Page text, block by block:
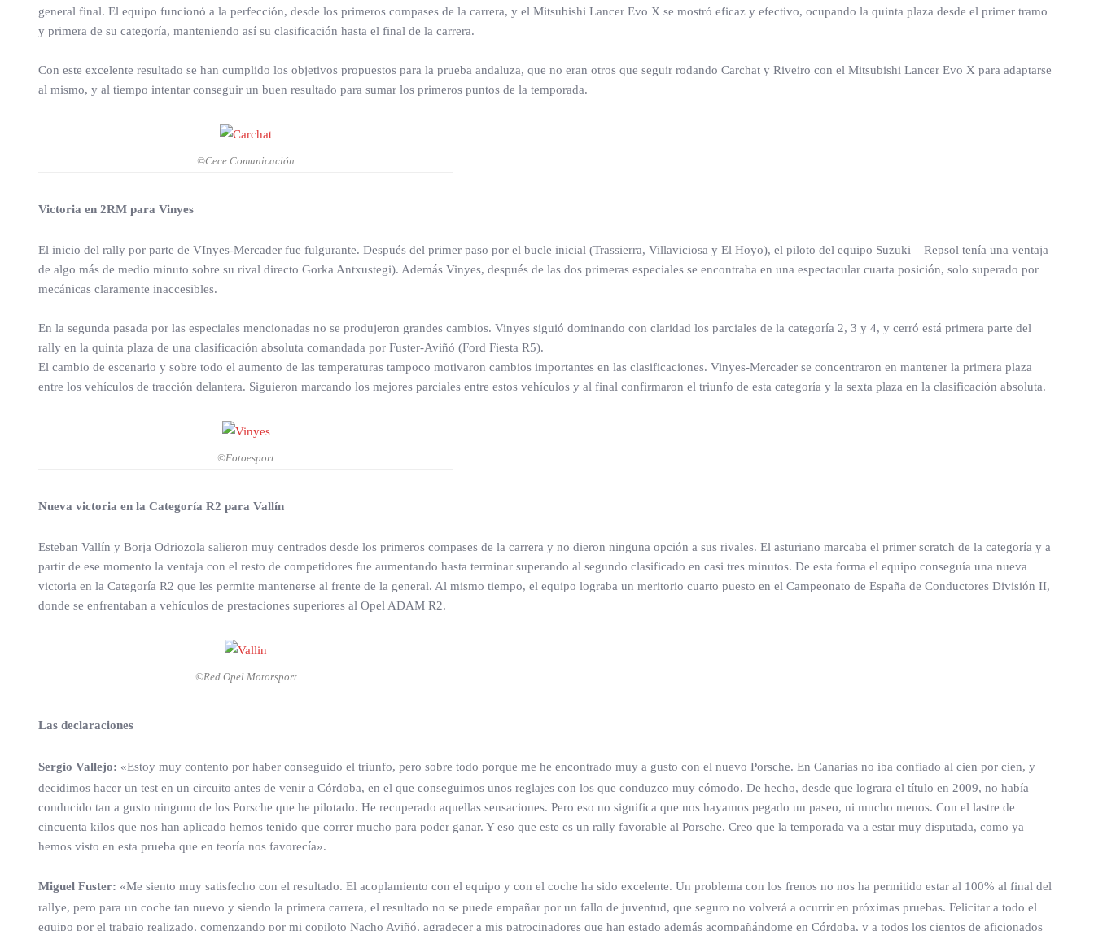
general final. El equipo funcionó a la perfección, desde los primeros compases de la carrera, y el Mitsubishi Lancer Evo X se mostró eficaz y efectivo, ocupando la quinta plaza desde el primer tramo
y primera de su categoría, manteniendo así su clasificación hasta el final de la carrera.
Con este excelente resultado se han cumplido los objetivos propuestos para la prueba andaluza, que no eran otros que seguir rodando Carchat y Riveiro con el Mitsubishi Lancer Evo X para adaptarse
al mismo, y al tiempo intentar conseguir un buen resultado para sumar los primeros puntos de la temporada.
©Cece Comunicación
Victoria en 2RM para Vinyes
El inicio del rally por parte de VInyes-Mercader fue fulgurante. Después del primer paso por el bucle inicial (Trassierra, Villaviciosa y El Hoyo), el piloto del equipo Suzuki – Repsol tenía una ventaja
de algo más de medio minuto sobre su rival directo Gorka Antxustegi). Además Vinyes, después de las dos primeras especiales se encontraba en una espectacular cuarta posición, solo superado por
mecánicas claramente inaccesibles.
En la segunda pasada por las especiales mencionadas no se produjeron grandes cambios. Vinyes siguió dominando con claridad los parciales de la categoría 2, 3 y 4, y cerró está primera parte del
rally en la quinta plaza de una clasificación absoluta comandada por Fuster-Aviñó (Ford Fiesta R5).
El cambio de escenario y sobre todo el aumento de las temperaturas tampoco motivaron cambios importantes en las clasificaciones. Vinyes-Mercader se concentraron en mantener la primera plaza
entre los vehículos de tracción delantera. Siguieron marcando los mejores parciales entre estos vehículos y al final confirmaron el triunfo de esta categoría y la sexta plaza en la clasificación absoluta.
©Fotoesport
Nueva victoria en la Categoría R2 para Vallín
Esteban Vallín y Borja Odriozola salieron muy centrados desde los primeros compases de la carrera y no dieron ninguna opción a sus rivales. El asturiano marcaba el primer scratch de la categoría y a
partir de ese momento la ventaja con el resto de competidores fue aumentando hasta terminar superando al segundo clasificado en casi tres minutos. De esta forma el equipo conseguía una nueva
victoria en la Categoría R2 que les permite mantenerse al frente de la general. Al mismo tiempo, el equipo lograba un meritorio cuarto puesto en el Campeonato de España de Conductores División II,
donde se enfrentaban a vehículos de prestaciones superiores al Opel ADAM R2.
©Red Opel Motorsport
Las declaraciones
Sergio Vallejo: «Estoy muy contento por haber conseguido el triunfo, pero sobre todo porque me he encontrado muy a gusto con el nuevo Porsche. En Canarias no iba confiado al cien por cien, y
decidimos hacer un test en un circuito antes de venir a Córdoba, en el que conseguimos unos reglajes con los que conduzco muy cómodo. De hecho, desde que lograra el título en 2009, no había
conducido tan a gusto ninguno de los Porsche que he pilotado. He recuperado aquellas sensaciones. Pero eso no significa que nos hayamos pegado un paseo, ni mucho menos. Con el lastre de
cincuenta kilos que nos han aplicado hemos tenido que correr mucho para poder ganar. Y eso que este es un rally favorable al Porsche. Creo que la temporada va a estar muy disputada, como ya
hemos visto en esta prueba que en teoría nos favorecía».
Miguel Fuster: «Me siento muy satisfecho con el resultado. El acoplamiento con el equipo y con el coche ha sido excelente. Un problema con los frenos no nos ha permitido estar al 100% al final del
rallye, pero para un coche tan nuevo y siendo la primera carrera, el resultado no se puede empañar por un fallo de juventud, que seguro no volverá a ocurrir en próximas pruebas. Felicitar a todo el
equipo por el trabajo realizado, comenzando por mi copiloto Nacho Aviñó, agradecer a mis patrocinadores que han estado además acompañándome en Córdoba, y a todos los cientos de aficionados